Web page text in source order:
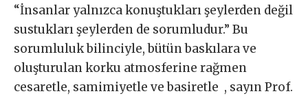
“İnsanlar yalnızca konuştukları şeylerden değil
sustukları şeylerden de sorumludur.” Bu
sorumluluk bilinciyle, bütün baskılara ve
oluşturulan korku atmosferine rağmen
cesaretle, samimiyetle ve basiretle , sayın Prof.